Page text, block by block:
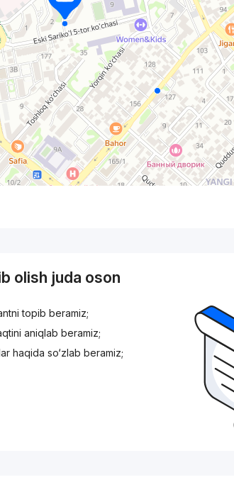
olish juda oson
topib beramiz;
aniqlab beramiz;
haqida so‘zlab beramiz;